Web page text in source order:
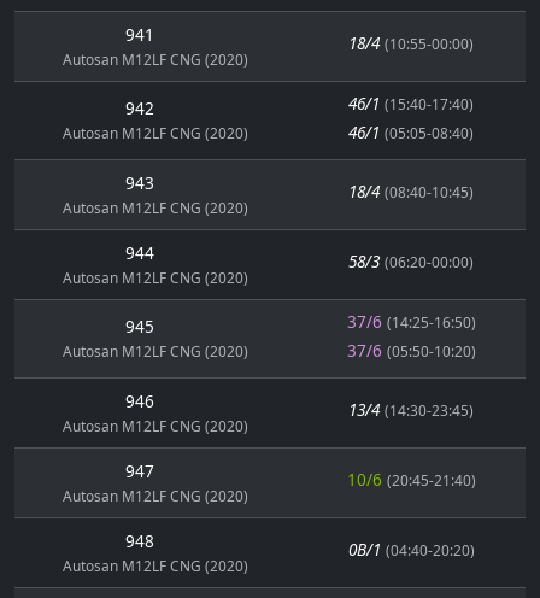
941
Autosan M12LF CNG (2020)
18/4 (10:55-00:00)
942
Autosan M12LF CNG (2020)
46/1 (15:40-17:40)
46/1 (05:05-08:40)
943
Autosan M12LF CNG (2020)
18/4 (08:40-10:45)
944
Autosan M12LF CNG (2020)
58/3 (06:20-00:00)
945
Autosan M12LF CNG (2020)
37/6 (14:25-16:50)
37/6 (05:50-10:20)
946
Autosan M12LF CNG (2020)
13/4 (14:30-23:45)
947
Autosan M12LF CNG (2020)
10/6 (20:45-21:40)
948
Autosan M12LF CNG (2020)
0B/1 (04:40-20:20)